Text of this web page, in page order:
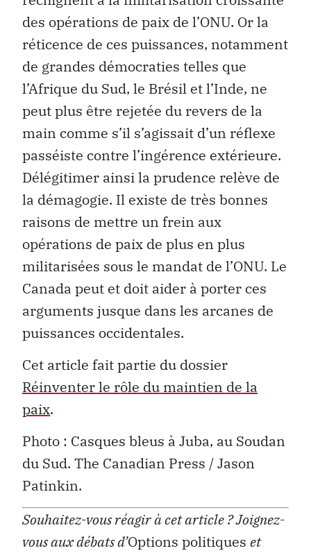
des opérations de paix de l’ONU. Or la
réticence de ces puissances, notamment
de grandes démocraties telles que
l’Afrique du Sud, le Brésil et l’Inde, ne
peut plus être rejetée du revers de la
main comme s’il s’agissait d’un réflexe
passéiste contre l’ingérence extérieure.
Délégitimer ainsi la prudence relève de
la démagogie. Il existe de très bonnes
raisons de mettre un frein aux
opérations de paix de plus en plus
militarisées sous le mandat de l’ONU. Le
Canada peut et doit aider à porter ces
arguments jusque dans les arcanes de
puissances occidentales.
Cet article fait partie du dossier
Réinventer le rôle du maintien de la
paix.
Photo : Casques bleus à Juba, au Soudan
du Sud. The Canadian Press / Jason
Patinkin.
Souhaitez-vous réagir à cet article ?Joignez-
vous aux débats d’Options politiques et